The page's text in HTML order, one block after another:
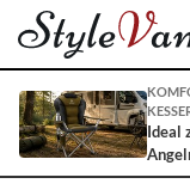
Ideal